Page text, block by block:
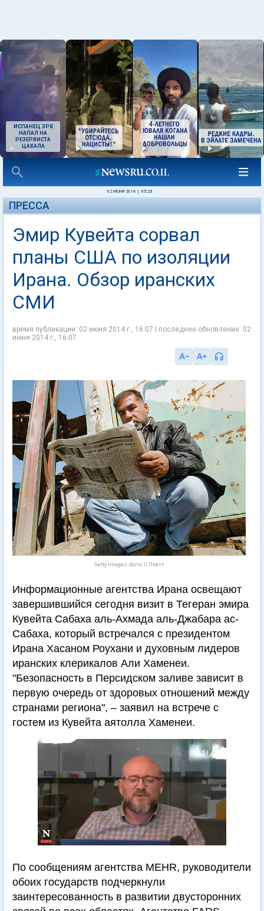
ИСПАНЕЦ ЗРЯ
НАПАЛ НА
РЕЗЕРВИСТА
ЦАХАЛА
02 ИЮНЯ 2014 05:23
ПРЕССА
Эмир Кувейта сорвал
планы США по изоляции
Ирана. Обзор иранских
СМИ
время публикации: 02 июня 2014 г., 16:07 | последнее обновление: 02
июня 2014 г., 16:07
Getty Images. Фото: С.Платт
Информационные агентства Ирана освещают
завершившийся сегодня визит в Тегеран эмира
Кувейта Сабаха аль-Ахмада аль-Джабара ас-
Сабаха, который встречался с президентом
Ирана Хасаном Роухани и духовным лидеров
иранских клерикалов Али Хаменеи.
"Безопасность в Персидском заливе зависит в
первую очередь от здоровых отношений между
странами региона", – заявил на встрече с
гостем из Кувейта аятолла Хаменеи.
По сообщениям агентства MEHR, руководители
обоих государств подчеркнули
заинтересованность в развитии двусторонних